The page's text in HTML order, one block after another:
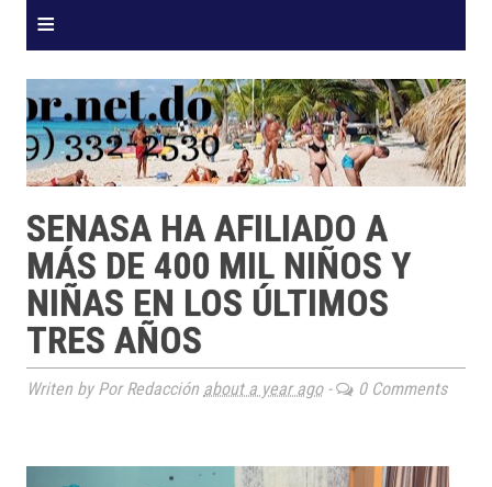
≡
SENASA HA AFILIADO A
MÁS DE 400 MIL NIÑOS Y
NIÑAS EN LOS ÚLTIMOS
TRES AÑOS
Writen by Por Redacción about a year ago- 0 Comments